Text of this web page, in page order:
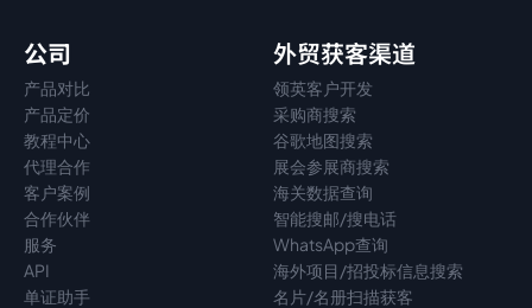
公司
产品对比
产品定价
教程中心
代理合作
客户案例
合作伙伴
服务
API
单证助手
外贸获客渠道
领英客户开发
采购商搜索
谷歌地图搜索
展会参展商搜索
海关数据查询
智能搜邮/搜电话
WhatsApp查询
海外项目/招投标信息搜索
名片/名册扫描获客